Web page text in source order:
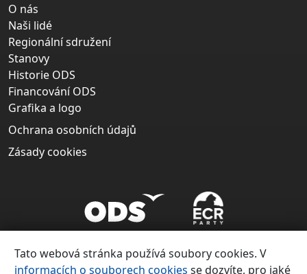
O nás
Naši lidé
Regionální sdružení
Stanovy
Historie ODS
Financování ODS
Grafika a logo
Ochrana osobních údajů
Zásady cookies
Tato webová stránka používá soubory cookies. V
informacích o souborech cookies se dozvíte, pro jaké